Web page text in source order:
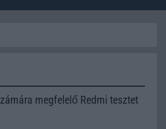
megfelelő Redmi tesztet